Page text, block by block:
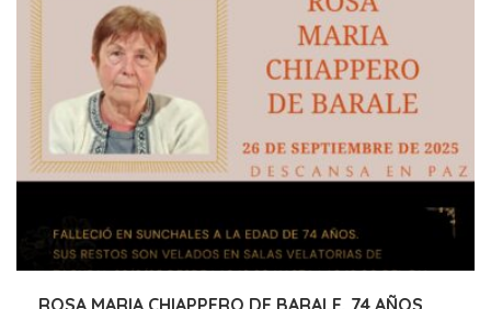
ROSA MARIA CHIAPPERO DE BARALE, 74 AÑOS